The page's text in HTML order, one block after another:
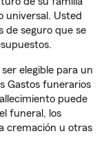
universal. Usted
de seguro que se
elegible para un
Gastos funerarios
puede
funeral, los
cremación u otras